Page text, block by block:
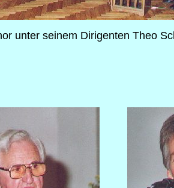
unter seinem Dirigenten Theo